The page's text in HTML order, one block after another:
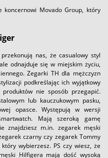
koncernowi Movado Group, który
przekonują nas, że casualowy styl
odnajduje się w miejskim życiu,
Zegarki TH dla mężczyzn
podkreślając ich wyjątkowy
nie sposób przegapić.
lub kauczukowym pasku,
opasce. Występują w wersji
Mają szeroką gamę
znajdziesz m.in. zegarek męski
czarny czy zegarek Tommy
wybierzesz. PS czy wiesz, że
Hilfigera mają dość wysoką